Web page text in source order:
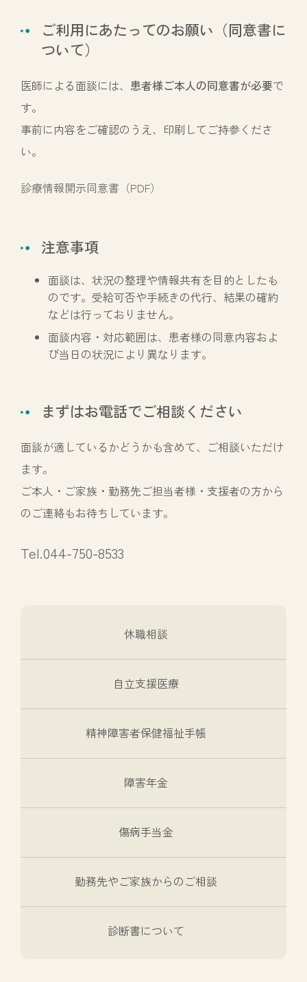
ご利用にあたってのお願い（同意書に
ついて）
医師による面談には、 患者様ご本人の同意書が必要で
す。
事前に内容をご確認のうえ、印刷してご持参くださ
い。
診療情報開示同意書（PDF）
注意事項
面談は、状況の整理や情報共有を目的としたも
のです。受給可否や手続きの代行、結果の確約
などは行っておりません。
面談内容・対応範囲は、患者様の同意内容およ
び当日の状況により異なります。
まずはお電話でご相談ください
面談が適しているかどうかも含めて、ご相談いただけ
ます。
ご本人・ご家族・勤務先ご担当者様・支援者の方から
のご連絡もお待ちしています。
Tel.044-750-8533
休職相談
自立支援医療
精神障害者保健福祉手帳
障害年金
傷病手当金
勤務先やご家族からのご相談
診断書について